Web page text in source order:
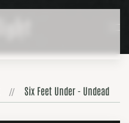
Six Feet Under - Undead